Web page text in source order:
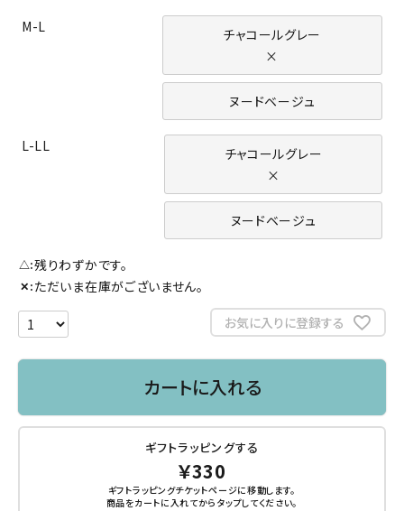
M-L
チャコールグレー
×
ヌードベージュ
L-LL
チャコールグレー
×
ヌードベージュ
△ 残りわずかです。
✕ ただいま在庫がございません。
お気に入りに登録する
カートに入れる
ギフトラッピングする
￥330
ギフトラッピングチケットページに移動します。
商品をカートに入れてから タップしてください。